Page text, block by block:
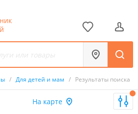
/ Для детей и мам / Результаты поиска
На карте